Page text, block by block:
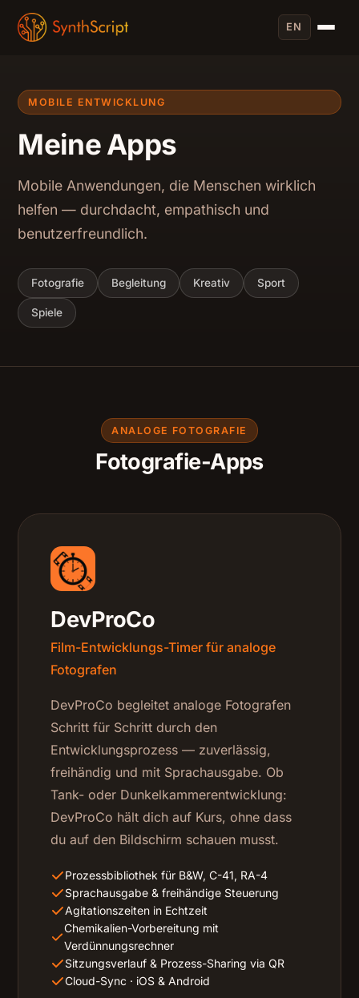
EN
MOBILE ENTWICKLUNG
Meine Apps
Mobile Anwendungen, die Menschen wirklich
helfen — durchdacht, empathisch und
benutzerfreundlich.
Fotografie Begleitung Kreativ Sport
Spiele
ANALOGE FOTOGRAFIE
Fotografie-Apps
DevProCo
Film-Entwicklungs-Timer für analoge
Fotografen
DevProCo begleitet analoge Fotografen
Schritt für Schritt durch den
Entwicklungsprozess — zuverlässig,
freihändig und mit Sprachausgabe. Ob
Tank- oder Dunkelkammerentwicklung:
DevProCo hält dich auf Kurs, ohne dass
du auf den Bildschirm schauen musst.
Prozessbibliothek für B&W, C-41, RA-4
Sprachausgabe & freihändige Steuerung
Agitationszeiten in Echtzeit
Chemikalien-Vorbereitung mit
Verdünnungsrechner
Sitzungsverlauf & Prozess-Sharing via QR
Cloud-Sync · iOS & Android